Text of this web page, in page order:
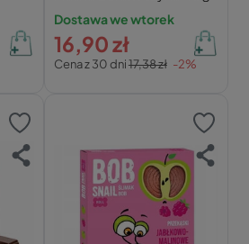
Dostawa we wtorek
Cena z 30 dni17,38 zł -2%
16,90 zł